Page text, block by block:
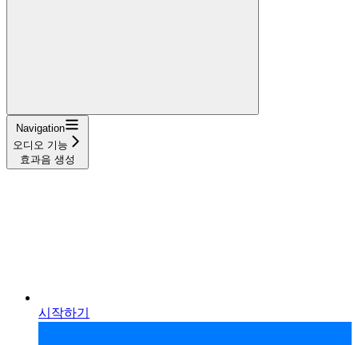
Navigation
오디오 기능
효과음 생성
시작하기